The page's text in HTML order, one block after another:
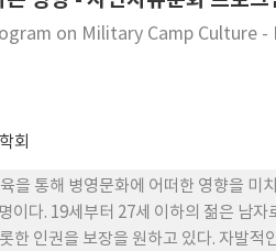
on Military Camp Culture
회
을 통해 병영문화에 어떠한 영향을 미
다. 19세부터 27세 이하의 젊은 남자
인권을 보장을 원하고 있다. 자발적